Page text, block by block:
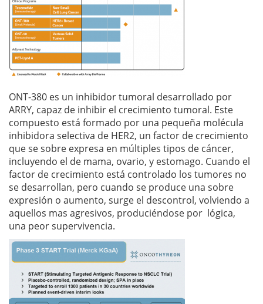
ONT-380 es un inhibidor tumoral desarrollado por
ARRY, capaz de inhibir el crecimiento tumoral. Este
compuesto está formado por una pequeña molécula
inhibidora selectiva de HER2, un factor de crecimiento
que se sobre expresa en múltiples tipos de cáncer,
incluyendo el de mama, ovario, y estomago. Cuando el
factor de crecimiento está controlado los tumores no
se desarrollan, pero cuando se produce una sobre
expresión o aumento, surge el descontrol, volviendo a
aquellos mas agresivos, produciéndose por lógica,
una peor supervivencia.